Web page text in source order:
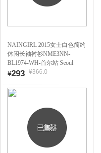
NAINGIRL 2015女士白色简约
休闲长袖衬衫NME3NN-
BL1974-WH-首尔站 Seoul
¥293 ¥366.0